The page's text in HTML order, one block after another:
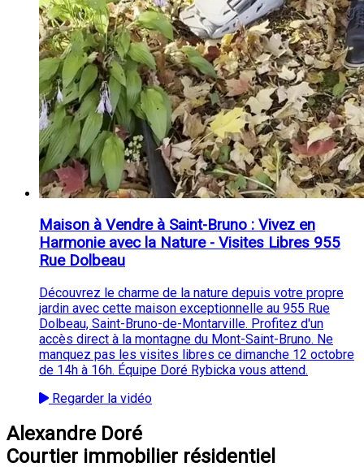
Maison à Vendre à Saint-Bruno : Vivez en
Harmonie avec la Nature - Visites Libres 955
Rue Dolbeau
Découvrez le charme de la nature depuis votre propre
jardin avec cette maison exceptionnelle au 955 Rue
Dolbeau, Saint-Bruno-de-Montarville. Profitez d'un
accès direct à la montagne du Mont-Saint-Bruno. Ne
manquez pas les visites libres ce dimanche 12 octobre
de 14h à 16h. Équipe Doré Rybicka vous attend.
Regarder la vidéo
Alexandre Doré
Courtier immobilier résidentiel